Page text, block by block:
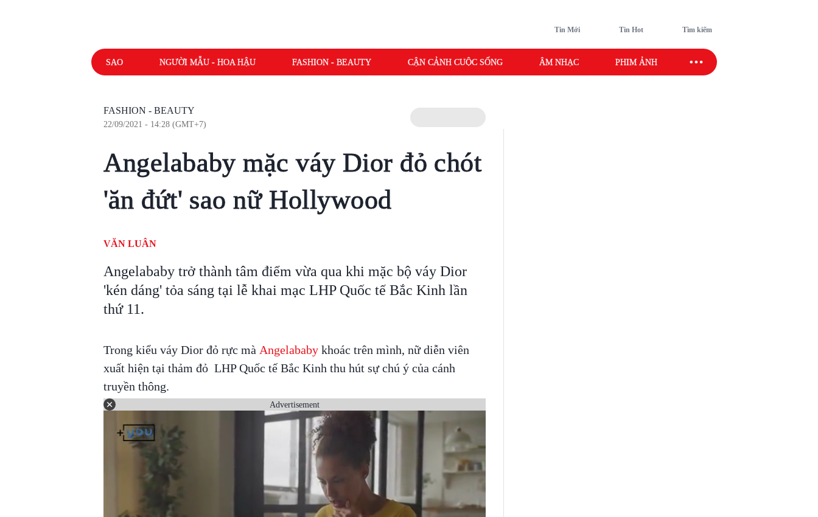
Tin Mới Tin Hot Tìm kiếm
SAO NGƯỜI MẪU - HOA HẬU FASHION - BEAUTY CẬN CẢNH CUỘC SỐNG ÂM NHẠC PHIM ẢNH SAO SPORT
FASHION - BEAUTY
22/09/2021 - 14:28 (GMT+7)
Angelababy mặc váy Dior đỏ chót
'ăn đứt' sao nữ Hollywood
VĂN LUÂN
Angelababy trở thành tâm điểm vừa qua khi mặc bộ váy Dior
'kén dáng' tỏa sáng tại lễ khai mạc LHP Quốc tế Bắc Kinh lần
thứ 11.
Trong kiểu váy Dior đỏ rực mà Angelababykhoác trên mình, nữ diễn viên
xuất hiện tại thảm đỏ LHP Quốc tế Bắc Kinh thu hút sự chú ý của cánh
truyền thông.
Advertisement